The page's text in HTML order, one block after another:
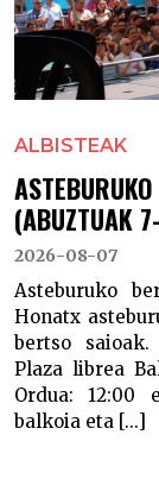
ALBISTEAK
(ABUZTUAK
2026-08-07
Asteburuko
Honatx
bertso saioak.
Plaza librea
Ordua: 12:00
balkoia eta [...]